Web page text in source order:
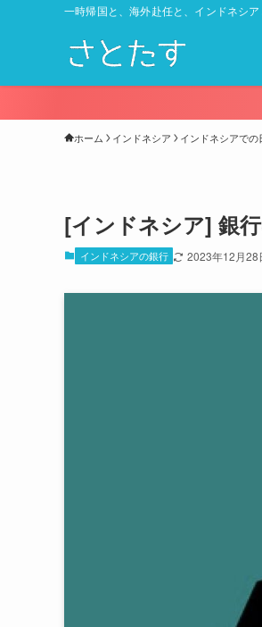
一時帰国と、海外赴任と、インドネシア
ホーム インドネシア インドネシアでの
[インドネシア] 銀
インドネシアの銀行 2023年12月28